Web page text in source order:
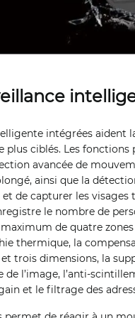
intégrées
plus ciblés. Les
avancée de
ainsi que la
de capturer les
le nombre de
de quatre
thermique, la
trois dimensions, la
l’image, l’anti-
et le filtrage des